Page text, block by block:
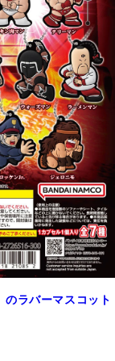
ラバーマスコット